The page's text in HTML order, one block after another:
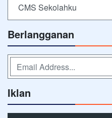
CMS Sekolahku
Berlangganan
Iklan